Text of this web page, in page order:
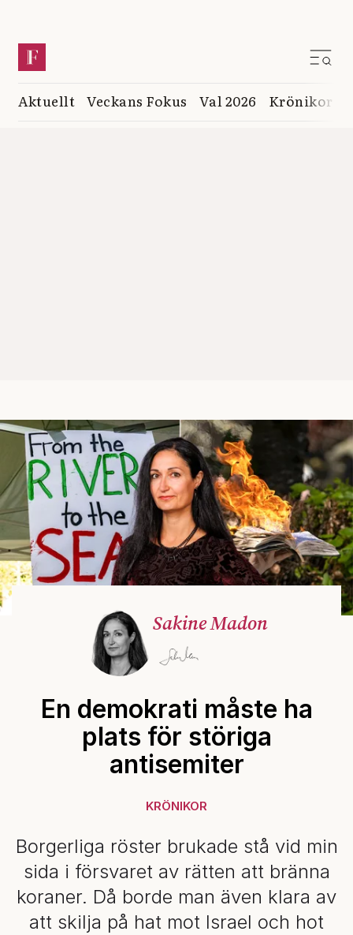
Aktuellt Veckans Fokus Val 2026 Krönikor
Sakine Madon
En demokrati måste ha
plats för störiga
antisemiter
KRÖNIKOR
Borgerliga röster brukade stå vid min
sida i försvaret av rätten att bränna
koraner. Då borde man även klara av
att skilja på hat mot Israel och hot